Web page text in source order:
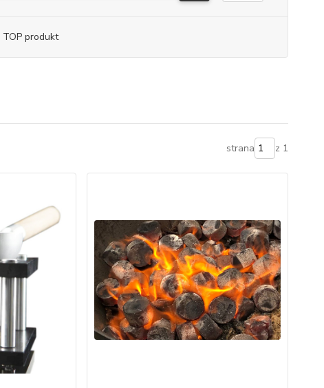
TOP produkt
strana z 1